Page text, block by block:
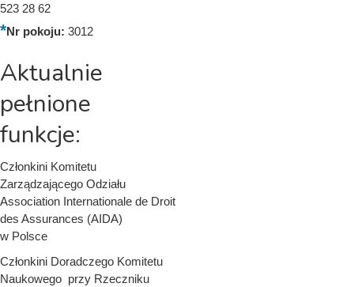
523 28 62
Nr pokoju: 3012
Aktualnie
pełnione
funkcje:
Członkini Komitetu
Zarządzającego Odziału
Association Internationale de Droit
des Assurances (AIDA)
w Polsce
Członkini Doradczego Komitetu
Naukowego przy Rzeczniku